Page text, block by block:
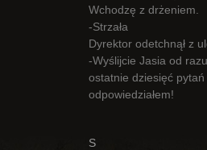
Wchodzę z drżeniem.
-Strzała
Dyrektor odetchnął z
-Wyślijcie Jasia od
ostatnie dziesięć pytań
odpowiedziałem!
S